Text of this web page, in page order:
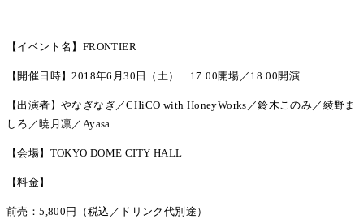
【イベント名】FRONTIER
【開催日時】2018年6月30日（土） 17:00開場／18:00開演
【出演者】やなぎなぎ／CHiCO with HoneyWorks／鈴木このみ／綾野ま
しろ／暁月凛／Ayasa
【会場】TOKYO DOME CITY HALL
【料金】
前売：5,800円（税込／ドリンク代別途）